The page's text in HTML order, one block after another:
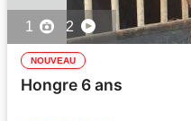
1 2
NOUVEAU
Hongre 6 ans